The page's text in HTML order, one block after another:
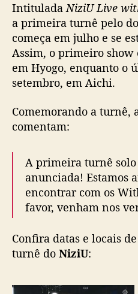
IntituladaNiziU Live
a primeira turnê pelo do
começa em julho e se
Assim, o primeiro show
em Hyogo, enquanto o
setembro, em Aichi.
Comemorando a turnê,
comentam:
A primeira turnê
anunciada! Estamos
encontrar com os
favor, venham nos
Confira datas e locais
turnê do NiziU: